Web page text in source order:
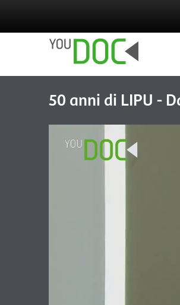
50 anni di LIPU -